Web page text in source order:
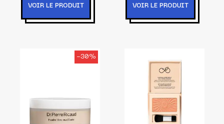
Française
VOIR LE PRODUIT
Française
VOIR LE PRODUIT
-30%